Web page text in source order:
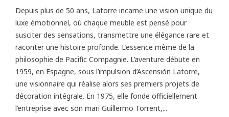
Depuis plus de 50 ans, Latorre incarne une vision unique du
luxe émotionnel, où chaque meuble est pensé pour
susciter des sensations, transmettre une élégance rare et
raconter une histoire profonde. L’essence même de la
philosophie de Pacific Compagnie. L’aventure débute en
1959, en Espagne, sous l’impulsion d’Ascensión Latorre,
une visionnaire qui réalise alors ses premiers projets de
décoration intégrale. En 1975, elle fonde officiellement
l’entreprise avec son mari Guillermo Torrent,...